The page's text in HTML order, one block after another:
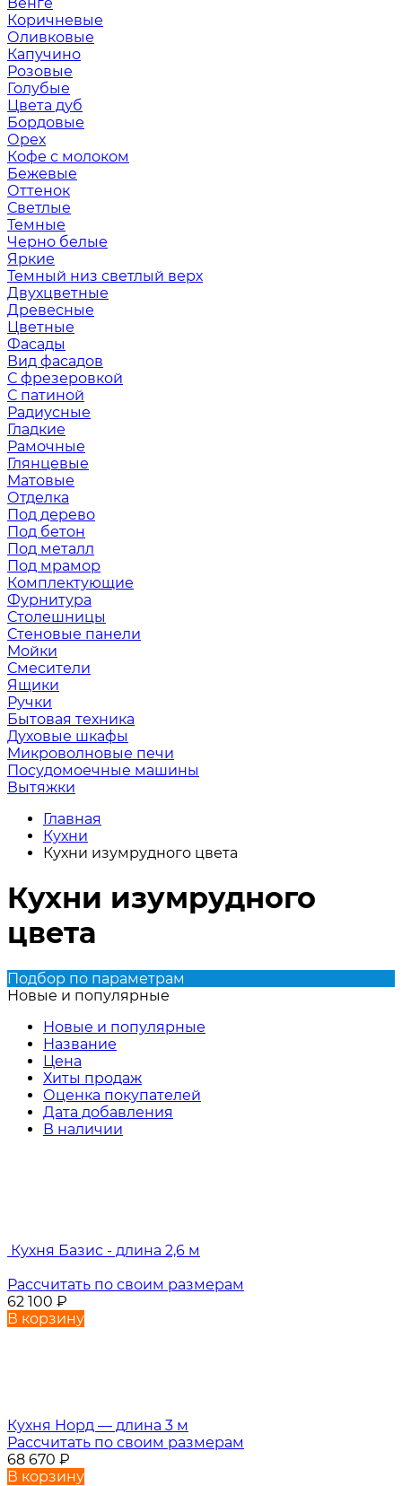
Коричневые
Оливковые
Капучино
Розовые
Голубые
Цвета дуб
Бордовые
Орех
Кофе с молоком
Бежевые
Оттенок
Светлые
Темные
Черно белые
Яркие
Темный низ светлый верх
Двухцветные
Древесные
Цветные
Фасады
Вид фасадов
С фрезеровкой
С патиной
Радиусные
Гладкие
Рамочные
Глянцевые
Матовые
Отделка
Под дерево
Под бетон
Под металл
Под мрамор
Комплектующие
Фурнитура
Столешницы
Стеновые панели
Мойки
Смесители
Ящики
Ручки
Бытовая техника
Духовые шкафы
Микроволновые печи
Посудомоечные машины
Вытяжки
Главная
Кухни
Кухни изумрудного цвета
Кухни изумрудного
цвета
Подбор по параметрам
Новые и популярные
Новые и популярные
Название
Цена
Хиты продаж
Оценка покупателей
Дата добавления
В наличии
Кухня Базис - длина 2,6 м
Рассчитать по своим размерам
62 100 ₽
В корзину
Кухня Норд — длина 3 м
Рассчитать по своим размерам
68 670 ₽
В корзину